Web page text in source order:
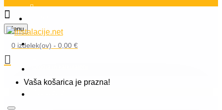
Blog
Menu
0 izdelek(ov) - 0,00 €
Vaša košarica je prazna!